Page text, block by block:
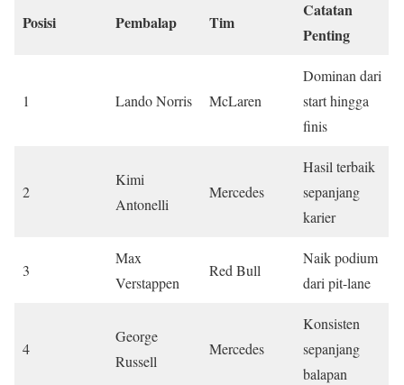
Posisi Pembalap Tim
Catatan
Penting
1 Lando Norris McLaren
Dominan dari
start hingga
finis
2
Kimi
Antonelli
Mercedes
Hasil terbaik
sepanjang
karier
3
Max
Verstappen
Red Bull
Naik podium
dari pit-lane
4
George
Russell
Mercedes
Konsisten
sepanjang
balapan